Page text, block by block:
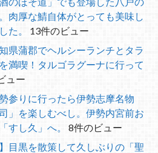
肉厚な鯖自体がとっても美味し
た。
13件のビュー
県蒲郡でヘルシーランチとタラ
満喫！タルゴラグーナに行って
ュー
参りに行ったら伊勢志摩名物
」を楽しむべし。伊勢内宮前お
すし久」へ。
8件のビュー
】目黒を散策して久しぶりの「聖